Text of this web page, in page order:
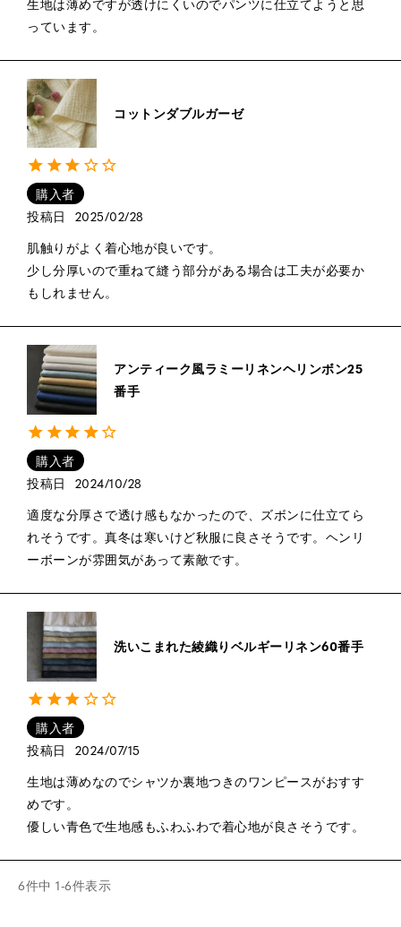
コットンダブルガーゼ
購入者
投稿日
2025/02/28
肌触りがよく着心地が良いです。
少し分厚いので重ねて縫う部分がある場合は工夫が必要か
もしれません。
アンティーク風ラミーリネンヘリンボン25
番手
購入者
投稿日
2024/10/28
適度な分厚さで透け感もなかったので、ズボンに仕立てら
れそうです。真冬は寒いけど秋服に良さそうです。ヘンリ
ーボーンが雰囲気があって素敵です。
洗いこまれた綾織りベルギーリネン60番手
購入者
投稿日
2024/07/15
生地は薄めなのでシャツか裏地つきのワンピースがおすす
めです。
優しい青色で生地感もふわふわで着心地が良さそうです。
6件中 1-6件表示